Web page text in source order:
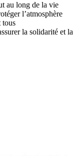
au long de la vie
l’atmosphère
tous
la solidarité et la